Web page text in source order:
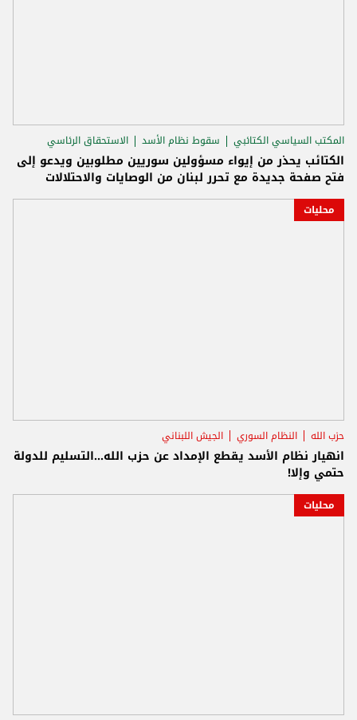
المكتب السياسي الكتائبي سقوط نظام الأسد الاستحقاق الرئاسي
الكتائب يحذر من إيواء مسؤولين سوريين مطلوبين ويدعو إلى
فتح صفحة جديدة مع تحرر لبنان من الوصايات والاحتلالات
محليات
حزب الله النظام السوري الجيش اللبناني
انهيار نظام الأسد يقطع الإمداد عن حزب الله...التسليم للدولة
حتمي وإلا!
محليات